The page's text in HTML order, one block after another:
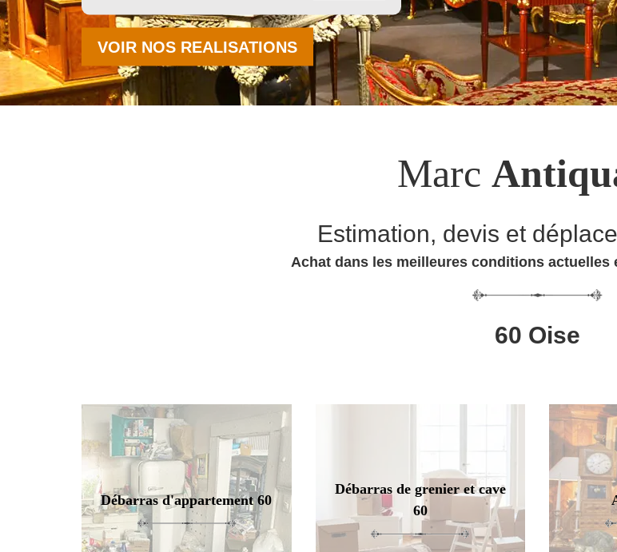
VOIR NOS REALISATIONS
Marc
Estimation, devis et
Achat dans les meilleures conditions actuelles
60 Oise
Débarras d'appartement 60
Débarras de grenier et cave
60